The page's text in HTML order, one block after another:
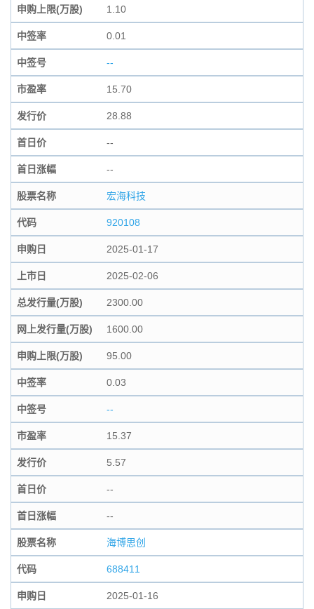
申购上限(万股) 1.10
中签率 0.01
中签号 --
市盈率 15.70
发行价 28.88
首日价 --
首日涨幅 --
股票名称 宏海科技
代码 920108
申购日 2025-01-17
上市日 2025-02-06
总发行量(万股) 2300.00
网上发行量(万股) 1600.00
申购上限(万股) 95.00
中签率 0.03
中签号 --
市盈率 15.37
发行价 5.57
首日价 --
首日涨幅 --
股票名称 海博思创
代码 688411
申购日 2025-01-16